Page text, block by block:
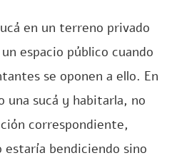
en un terreno privado
espacio público cuando
se oponen a ello. En
una sucá y habitarla, no
correspondiente,
estaría bendiciendo sino